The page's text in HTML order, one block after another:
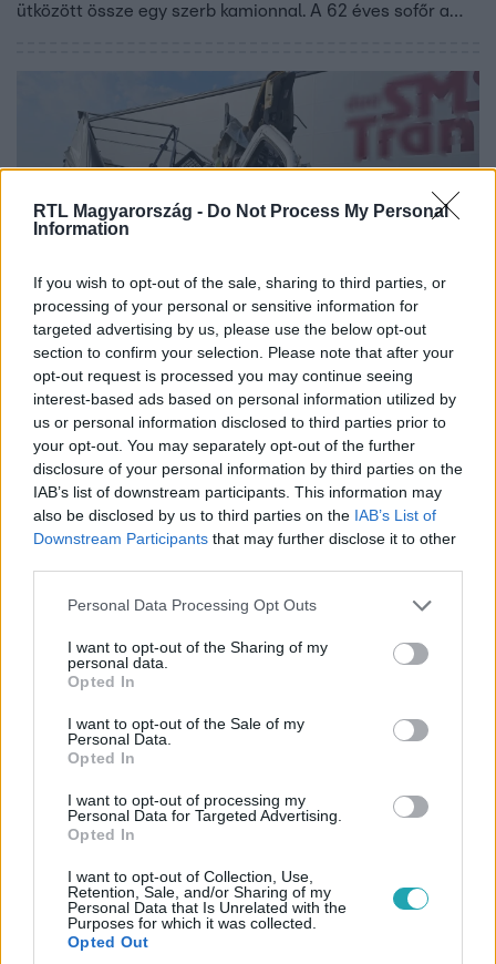
RTL Magyarország - Do Not Process My Personal
Information
If you wish to opt-out of the sale, sharing to third parties, or
processing of your personal or sensitive information for
targeted advertising by us, please use the below opt-out
section to confirm your selection. Please note that after your
opt-out request is processed you may continue seeing
interest-based ads based on personal information utilized by
us or personal information disclosed to third parties prior to
your opt-out. You may separately opt-out of the further
disclosure of your personal information by third parties on the
IAB’s list of downstream participants. This information may
also be disclosed by us to third parties on the IAB’s List of
Downstream Participants that may further disclose it to other
Please note that this website/app uses one or more Google
not limited to your visit or usage behaviour. You may click to
grant or deny consent to Google and its third-party tags to
use your data for below specified purposes in below Google
consent section.
Personal Data Processing Opt Outs
I want to opt-out of the Sharing of my
personal data.
Opted In
I want to opt-out of the Sale of my
Personal Data.
Opted In
I want to opt-out of processing my
Personal Data for Targeted Advertising.
Opted In
I want to opt-out of Collection, Use,
Retention, Sale, and/or Sharing of my
Personal Data that Is Unrelated with the
Purposes for which it was collected.
Opted Out
ütközött össze egy szerb kamionnal. A 62 éves sofőr a
Baleset-bűnügy
2024. július 17. 11:38
Kamionnal ütközött egy dinnyeszállító Akasztónál,
meghalt a sofőr
Kamion és kisteherautó ütközött össze Akasztó
határában, az 53-as főút 17-es kilométerszelvényénél.
2024. július 9. 16:32
„Ez a gumipók itt semmi” – utánfutójáról
Jakabszállásnál
A saját utánfutójáról elszabadult deszkák nyársaltak fel
egy kocsit tegnap Jakabszállásnál az 54-es főúton,